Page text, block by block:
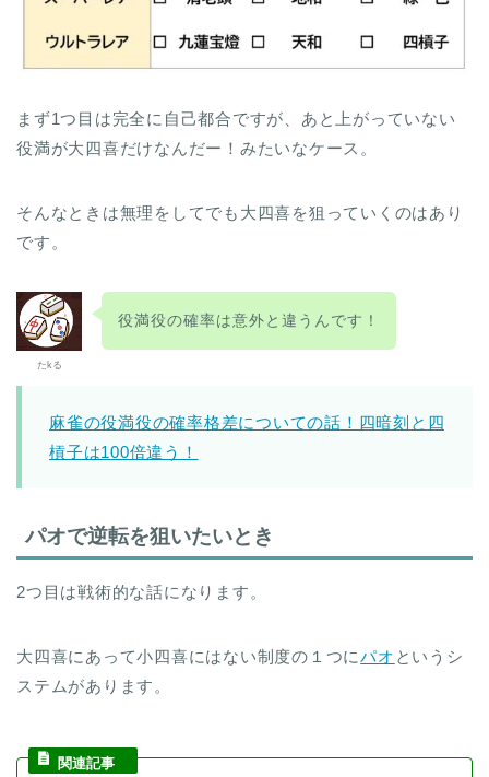
まず1つ目は完全に自己都合ですが、あと上がっていない
役満が大四喜だけなんだー！みたいなケース。
そんなときは無理をしてでも大四喜を狙っていくのはあり
です。
たkる
役満役の確率は意外と違うんです！
麻雀の役満役の確率格差についての話！四暗刻と四
槓子は100倍違う！
パオで逆転を狙いたいとき
2つ目は戦術的な話になります。
大四喜にあって小四喜にはない制度の１つにパオ というシ
ステムがあります。